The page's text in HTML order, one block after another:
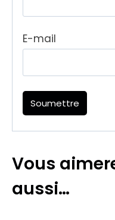
E-mail
Vous
aussi…